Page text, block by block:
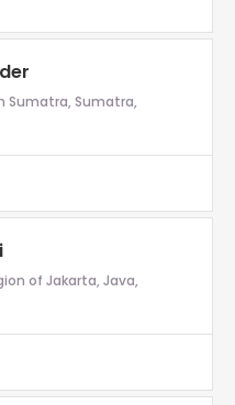
Sumatra, Sumatra,
of Jakarta, Java,